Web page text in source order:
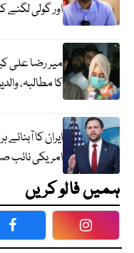
اور گولی
میر رضا علی
کا مطالبہ،
ایران کا
امریکی نائب
ہمیں فالو کریں
Facebook